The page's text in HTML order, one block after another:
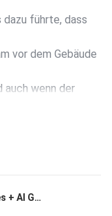
dazu führte, dass
vor dem Gebäude
auch wenn der
mit. Denn
Meta Connect
E134 - Developing for AI Glasses + AI Glasses News with Christoph Spinger from Telekom MMS